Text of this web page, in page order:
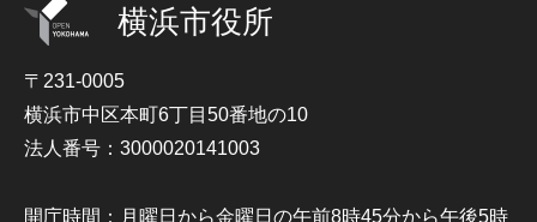
横浜市役所
〒231-0005
横浜市中区本町6丁目50番地の10
法人番号：3000020141003
開庁時間：月曜日から金曜日の午前8時45分から午後5時